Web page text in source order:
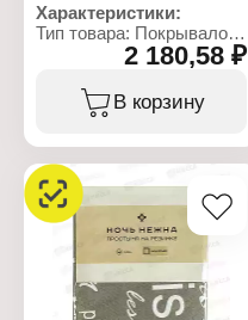
Характеристики:
Тип товара: Покрывало
Назначение:
Модель: Жаккард
Размер: 150х220 см
Состав ткани: 100%
хлопок
Цвет: серый
Плотность ткани: 450 г/
2 180,58 ₽
В корзину